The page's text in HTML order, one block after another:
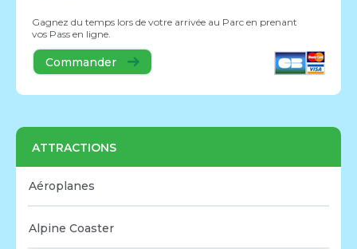
Gagnez du temps lors de votre arrivée au Parc en prenant
vos Pass en ligne.
Commander
ATTRACTIONS
Aéroplanes
Alpine Coaster